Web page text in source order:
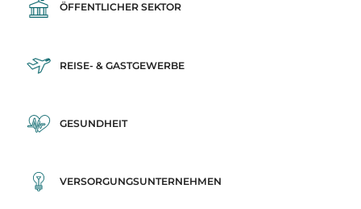
ÖFFENTLICHER SEKTOR
REISE- & GASTGEWERBE
GESUNDHEIT
VERSORGUNGSUNTERNEHMEN